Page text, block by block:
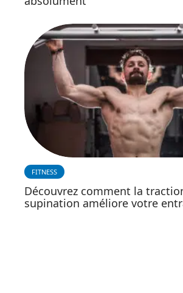
FITNESS
Découvrez comment la
supination améliore votre